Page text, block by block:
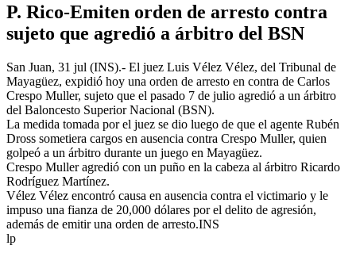
P. Rico-Emiten orden de arresto contra
sujeto que agredió a árbitro del BSN
San Juan, 31 jul (INS).- El juez Luis Vélez Vélez, del Tribunal de
Mayagüez, expidió hoy una orden de arresto en contra de Carlos
Crespo Muller, sujeto que el pasado 7 de julio agredió a un árbitro
del Baloncesto Superior Nacional (BSN).
La medida tomada por el juez se dio luego de que el agente Rubén
Dross sometiera cargos en ausencia contra Crespo Muller, quien
golpeó a un árbitro durante un juego en Mayagüez.
Crespo Muller agredió con un puño en la cabeza al árbitro Ricardo
Rodríguez Martínez.
Vélez Vélez encontró causa en ausencia contra el victimario y le
impuso una fianza de 20,000 dólares por el delito de agresión,
además de emitir una orden de arresto.INS
lp